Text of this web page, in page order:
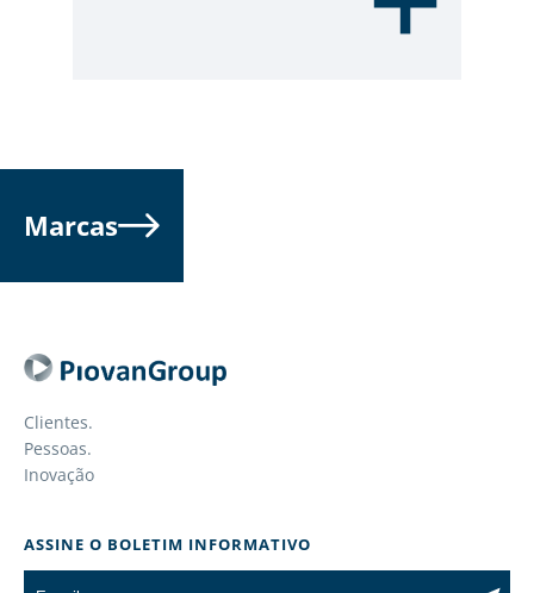
Marcas
Clientes.
Pessoas.
Inovação
ASSINE O BOLETIM INFORMATIVO